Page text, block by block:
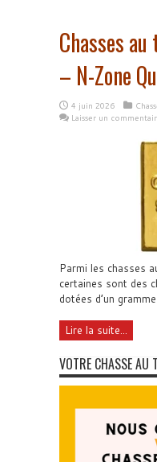
Chasses
– N-Zone
4 juin 2026
Laisser un
Parmi les chasses
certaines sont des
dotées d’un gramme
Lire la suite...
VOTRE CHASSE AU